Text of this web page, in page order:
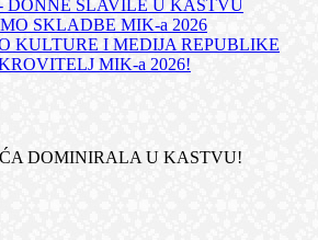
DONNE SLAVILE U KASTVU
SKLADBE MIK-a 2026
KULTURE I MEDIJA REPUBLIKE
MIK-a 2026!
DOMINIRALA U KASTVU!